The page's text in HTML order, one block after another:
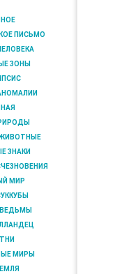
ПИСЬМО
ЗОНЫ
ЗНАКИ
МИР
МИРЫ